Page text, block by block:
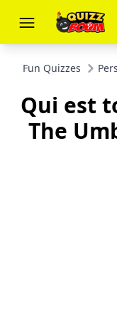
Fun Quizzes
Qui est
The